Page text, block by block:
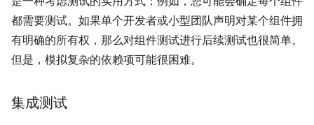
都需要测试。如果单个开发者或小型团队声明对某个组件拥
有明确的所有权，那么对组件测试进行后续测试也很简单。
但是，模拟复杂的依赖项可能很困难。
集成测试